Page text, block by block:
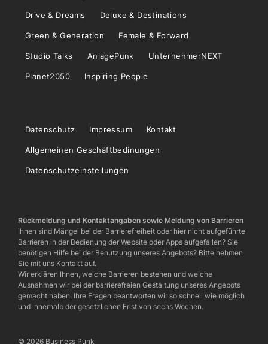
Drive & Dreams Deluxe & Destinations
Green & Generation Female & Forward
Studio Talks AnlagePunk UnternehmerNEXT
Planet2050 Inspiring People
Datenschutz Impressum Kontakt
Allgemeinen Geschäftbedinungen
Datenschutzeinstellungen
Rückmeldung und Kontaktangaben sowie Meldung von Barrieren
Ihnen sind Mängel bei der Barrierefreiheit oder hier nicht aufgeführte
Barrieren in der Bedienung der Website oder Apps aufgefallen? Sie
benötigen Hilfe bei der Benutzung unseres Angebots? Bitte nehmen
Sie mit uns Kontakt auf.
Wir erklären Ihnen, welche Barrieren bestehen und welche
Ausnahmen wir bei der barrierefreien Gestaltung unseres Angebots
gemacht haben. Ihre Fragen beantworten wir so schnell wie möglich
und innerhalb der gesetzlichen Frist von sechs Wochen.
© 2026 Business Punk